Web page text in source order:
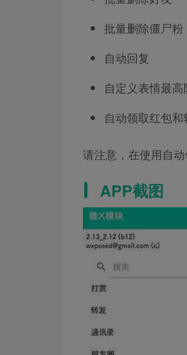
批量删除僵尸粉
自动回复
自定义表情最高
自动领取红包和
请注意，在使用自
APP截图